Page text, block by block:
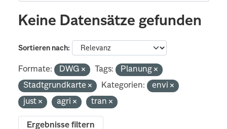
Keine Datensätze gefunden
Sortieren nach
Formate: DWG Tags:
Planung
Stadtgrundkarte
Kategorien:
envi
just
agri tran
Ergebnisse filtern